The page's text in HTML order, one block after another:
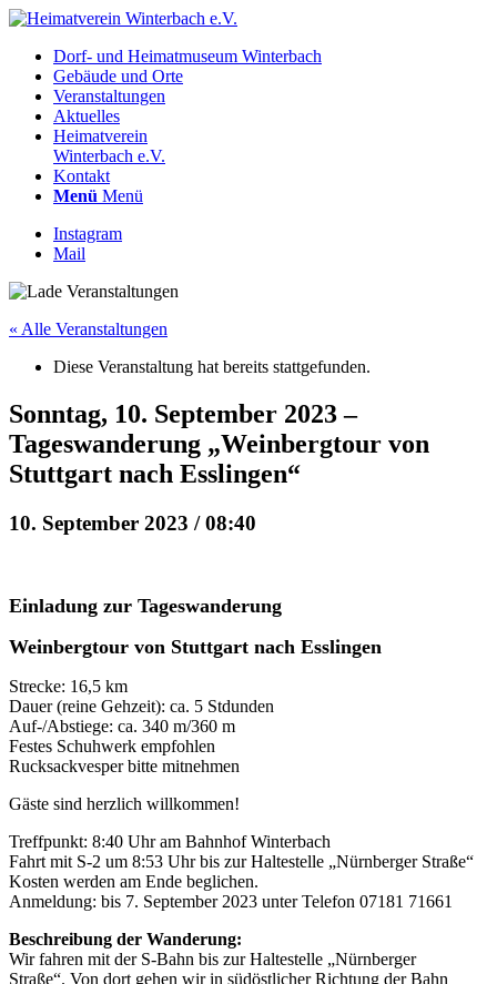
Dorf- und Heimatmuseum Winterbach
Gebäude und Orte
Veranstaltungen
Aktuelles
Heimatverein
Winterbach e.V.
Kontakt
Menü Menü
Instagram
Mail
« Alle Veranstaltungen
Diese Veranstaltung hat bereits stattgefunden.
Sonntag, 10. September 2023 –
Tageswanderung „Weinbergtour von
Stuttgart nach Esslingen“
10. September 2023 / 08:40
Einladung zur Tageswanderung
Weinbergtour von Stuttgart nach Esslingen
Strecke: 16,5 km
Dauer (reine Gehzeit): ca. 5 Stdunden
Auf-/Abstiege: ca. 340 m/360 m
Festes Schuhwerk empfohlen
Rucksackvesper bitte mitnehmen
Gäste sind herzlich willkommen!
Treffpunkt: 8:40 Uhr am Bahnhof Winterbach
Fahrt mit S-2 um 8:53 Uhr bis zur Haltestelle „Nürnberger Straße“
Kosten werden am Ende beglichen.
Anmeldung: bis 7. September 2023 unter Telefon 07181 71661
Beschreibung der Wanderung:
Wir fahren mit der S-Bahn bis zur Haltestelle „Nürnberger
Straße“. Von dort gehen wir in südöstlicher Richtung der Bahn